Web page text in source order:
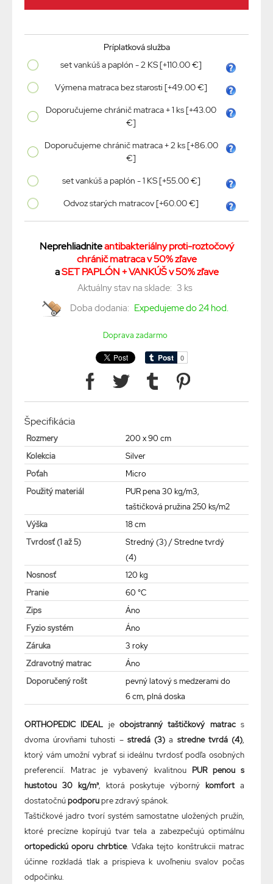
Príplatková služba
set vankúš a paplón - 2 KS [+110.00 €]
Výmena matraca bez starosti [+49.00 €]
Doporučujeme chránič matraca + 1 ks [+43.00
€]
Doporučujeme chránič matraca + 2 ks [+86.00
€]
set vankúš a paplón - 1 KS [+55.00 €]
Odvoz starých matracov [+60.00 €]
Neprehliadniteantibakteriálny proti-roztočový
chránič matraca v 50% zľave
aSET PAPLÓN + VANKÚŠ v 50% zľave
Aktuálny stav na sklade: 3 ks
Doba dodania: Expedujeme do 24 hod.
Doprava zadarmo
Špecifikácia
Rozmery
200 x 90 cm
Kolekcia
Silver
Poťah
Micro
Použitý materiál
PUR pena 30 kg/m3,
taštičková pružina 250 ks/m2
Výška
18 cm
Tvrdosť (1 až 5)
Stredný (3) / Stredne tvrdý
(4)
Nosnosť
120 kg
Pranie
60 °C
Zips
Áno
Fyzio systém
Áno
Záruka
3 roky
Zdravotný matrac
Áno
Doporučený rošt
pevný latový s medzerami do
6 cm, plná doska
ORTHOPEDIC IDEAL jeobojstranný taštičkový matracs
dvoma úrovňami tuhosti – stredá (3) a stredne tvrdá (4),
ktorý vám umožní vybrať si ideálnu tvrdosť podľa osobných
preferencií. Matrac je vybavený kvalitnou PUR penou s
hustotou 30 kg/m³, ktorá poskytuje výbornýkomfort a
dostatočnúpodporupre zdravý spánok.
Taštičkové jadro tvorí systém samostatne uložených pružín,
ktoré precízne kopírujú tvar tela a zabezpečujú optimálnu
ortopedickú oporu chrbtice. Vďaka tejto konštrukcii matrac
účinne rozkladá tlak a prispieva k uvoľneniu svalov počas
odpočinku.